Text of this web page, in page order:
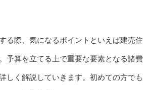
る際、気になるポイントといえば建売住
予算を立てる上で重要な要素となる諸費
しく解説していきます。初めての方でも